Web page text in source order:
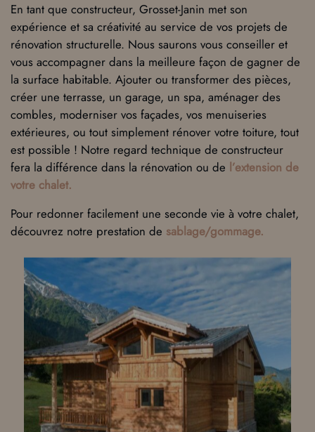
En tant que constructeur, Grosset-Janin met son
expérience et sa créativité au service de vos projets de
rénovation structurelle. Nous saurons vous conseiller et
vous accompagner dans la meilleure façon de gagner de
la surface habitable. Ajouter ou transformer des pièces,
créer une terrasse, un garage, un spa, aménager des
combles, moderniser vos façades, vos menuiseries
extérieures, ou tout simplement rénover votre toiture, tout
est possible ! Notre regard technique de constructeur
fera la différence dans la rénovation ou de l’extension de
votre chalet.
Pour redonner facilement une seconde vie à votre chalet,
découvrez notre prestation de sablage/gommage.